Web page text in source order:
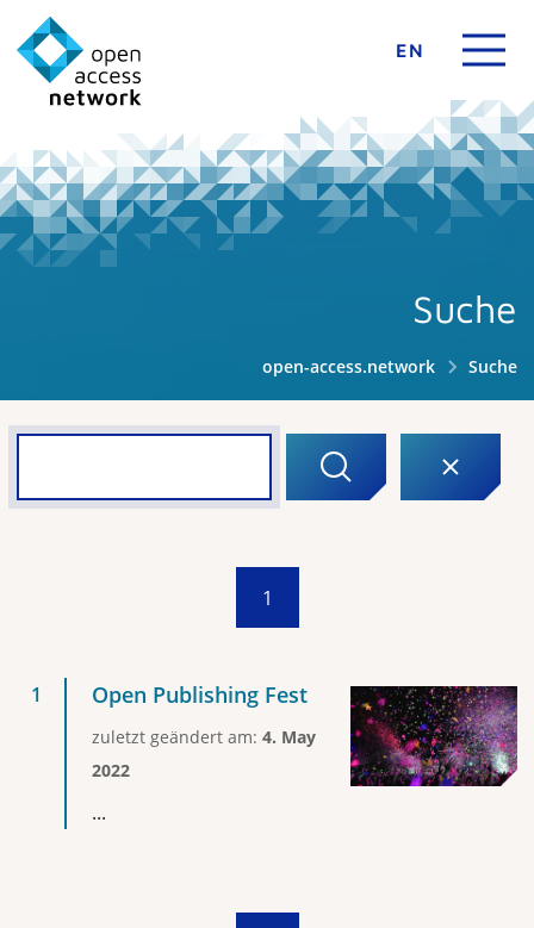
EN
Suche
open-access.network Suche
1
Open Publishing Fest
zuletzt geändert am: 4. May
2022
...